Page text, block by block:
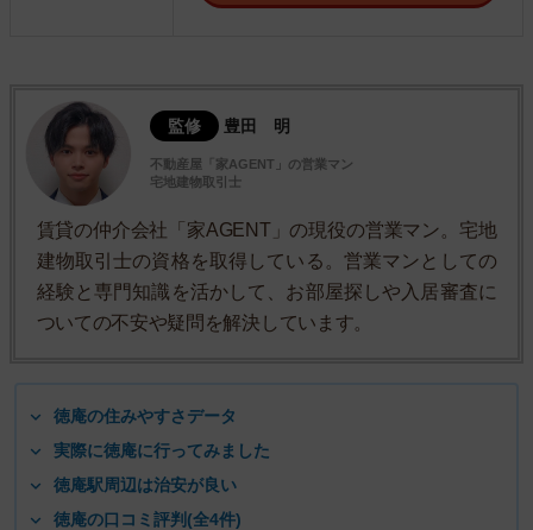
監修 豊田 明
不動産屋「家AGENT」の営業マン
宅地建物取引士
賃貸の仲介会社「家AGENT」の現役の営業マン。宅地
建物取引士の資格を取得している。営業マンとしての
経験と専門知識を活かして、お部屋探しや入居審査に
ついての不安や疑問を解決しています。
徳庵の住みやすさデータ
実際に徳庵に行ってみました
徳庵駅周辺は治安が良い
徳庵の口コミ評判(全4件)